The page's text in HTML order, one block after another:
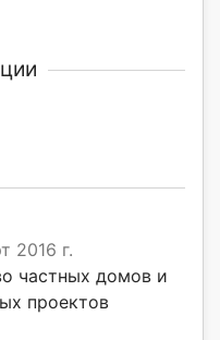
2016 г.
частных домов и
проектов